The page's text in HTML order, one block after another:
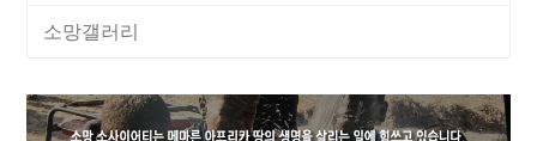
소망갤러리